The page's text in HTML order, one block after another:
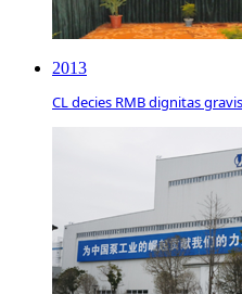
2013
CL decies RMB dignitas